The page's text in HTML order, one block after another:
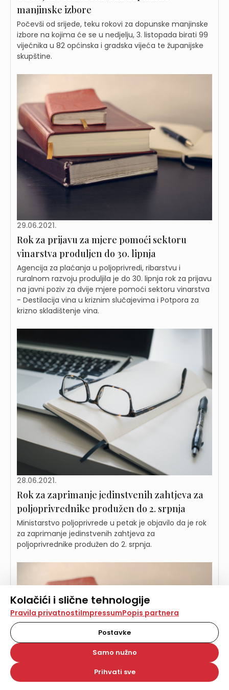
Kolačići i slične tehnologije
Na našoj web stranici koristimo kolačiće i slične
tehnologije za pohranu, čitanje i obradu informacija na
vašem uređaju. Time poboljšavamo korisničko iskustvo,
analiziramo promet na stranici te prikazujemo sadržaje i
oglase koji vas zanimaju. Korisnički profili mogu se kreirati
na više web stranica i uređaja u tu svrhu. Naši partneri
također koriste ove tehnologije.
Odabirom opcije „Samo nužno“ prihvaćate samo one
Pravila privatnostiImpressumPopis partnera
Postavke
Samo nužno
Prihvati sve
manjinske izbore
Počevši od srijede, teku rokovi za dopunske manjinske
izbore na kojima će se u nedjelju, 3. listopada birati 99
vijećnika u 82 općinska i gradska vijeća te županijske
skupštine.
29.06.2021.
Rok za prijavu za mjere pomoći sektoru
vinarstva produljen do 30. lipnja
Agencija za plaćanja u poljoprivredi, ribarstvu i
ruralnom razvoju produljila je do 30. lipnja rok za prijavu
na javni poziv za dvije mjere pomoći sektoru vinarstva
- Destilacija vina u kriznim slučajevima i Potpora za
krizno skladištenje vina.
28.06.2021.
Rok za zaprimanje jedinstvenih zahtjeva za
poljoprivrednike produžen do 2. srpnja
Ministarstvo poljoprivrede u petak je objavilo da je rok
za zaprimanje jedinstvenih zahtjeva za
poljoprivrednike produžen do 2. srpnja.